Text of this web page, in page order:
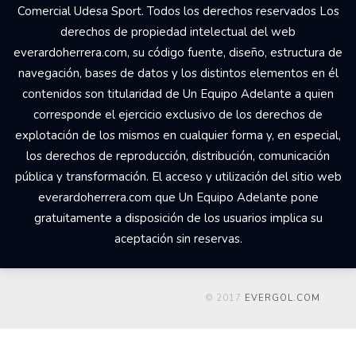
Comercial Udesa Sport. Todos los derechos reservados Los
derechos de propiedad intelectual del web
everardoherrera.com, su código fuente, diseño, estructura de
navegación, bases de datos y los distintos elementos en él
contenidos son titularidad de Un Equipo Adelante a quien
corresponde el ejercicio exclusivo de los derechos de
explotación de los mismos en cualquier forma y, en especial,
los derechos de reproducción, distribución, comunicación
pública y transformación. El acceso y utilización del sitio web
everardoherrera.com que Un Equipo Adelante pone
gratuitamente a disposición de los usuarios implica su
aceptación sin reservas.
© 2017 EVERGOL.COM